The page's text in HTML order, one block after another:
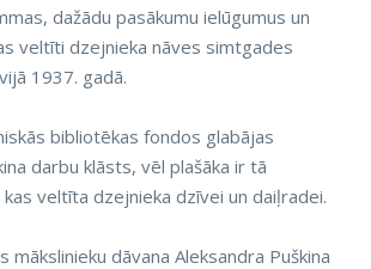
dažādu pasākumu ielūgumus un
veltīti dzejnieka nāves simtgades
1937. gadā.
bibliotēkas fondos glabājas
darbu klāsts, vēl plašāka ir tā
veltīta dzejnieka dzīvei un daiļradei.
mākslinieku dāvana Aleksandra Puškina